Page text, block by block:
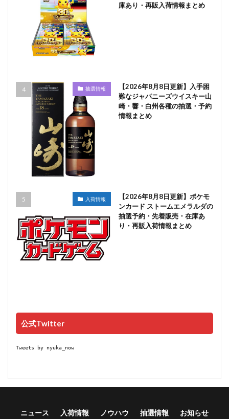
庫あり・再販入荷情報まとめ
抽選情報
【2026年8月8日更新】入手困
難なジャパニーズウイスキー山
崎・響・白州各種の抽選・予約
情報まとめ
入荷情報
【2026年8月8日更新】ポケモ
ンカード ストームエメラルダの
抽選予約・先着販売・在庫あ
り・再販入荷情報まとめ
公式Twitter
Tweets by nyuka_now
ニュース 入荷情報 ノウハウ 抽選情報 お知らせ